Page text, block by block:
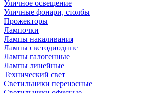
Уличное освещение
Уличные фонари, столбы
Прожекторы
Лампочки
Лампы накаливания
Лампы светодиодные
Лампы галогенные
Лампы линейные
Технический свет
Светильники переносные